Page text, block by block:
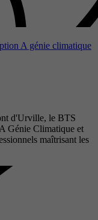
A génie climatique
d'Urville, le BTS
Génie Climatique et
maîtrisant les